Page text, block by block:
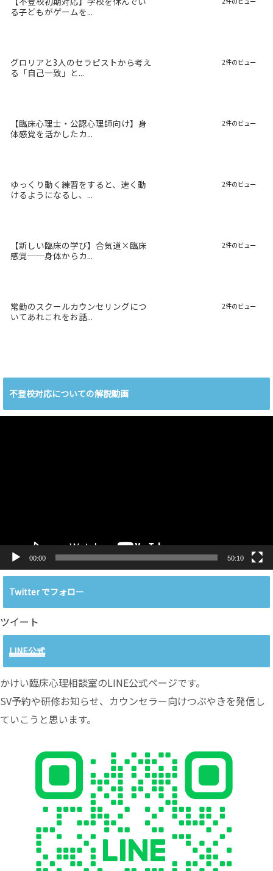
る子どもがゲームを...
グロリアと3人のセラピストから考え
る「自己一致」と...
2件のビュー
【臨床心理士・公認心理師向け】身
体感覚を活かしたカ...
2件のビュー
ゆっくり動く練習をすると、速く動
けるようになるし、...
2件のビュー
【新しい臨床の学び】合気道×臨床
感覚──身体からカ...
2件のビュー
常勤のスクールカウンセリングにつ
いてあれこれをお話...
2件のビュー
不登校対応についての解説動画
00:00 50:10
Twitter でフォロー
ツイート
LINE公式
かけい臨床心理相談室のLINE公式ページです。
SV予約や研修お知らせ、カウンセラー向けつぶやきを発信し
ていこうと思います。